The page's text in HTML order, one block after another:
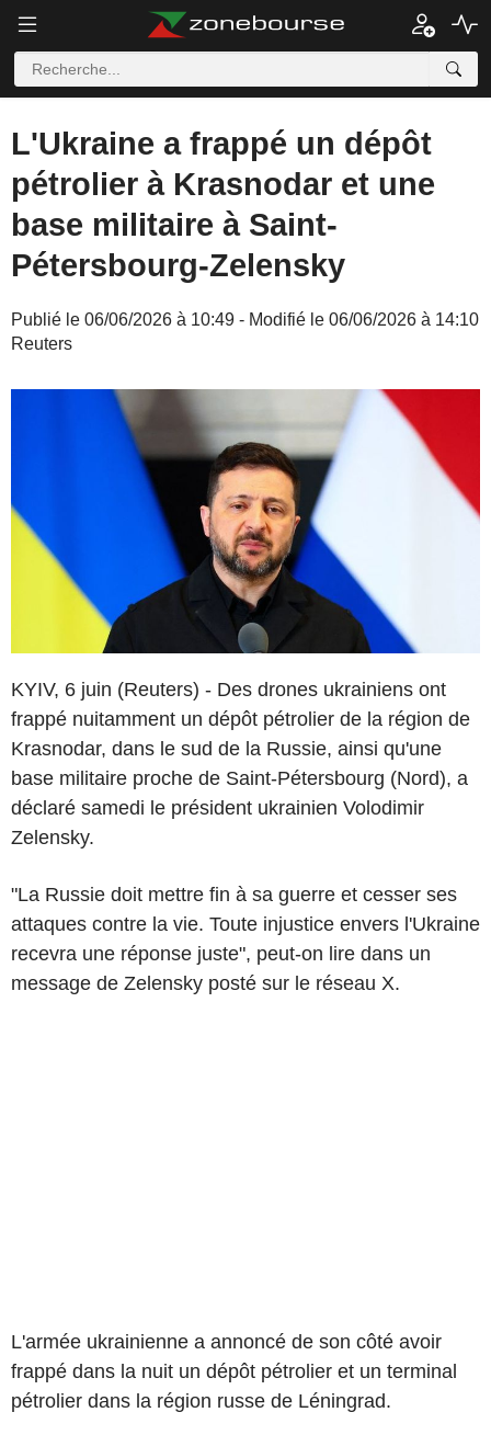
L'Ukraine a frappé un dépôt
pétrolier à Krasnodar et une
base militaire à Saint-
Pétersbourg-Zelensky
Publié le 06/06/2026 à 10:49 - Modifié le 06/06/2026 à 14:10
Reuters
KYIV, 6 juin (Reuters) - Des drones ukrainiens ont
frappé nuitamment un dépôt pétrolier de la région de
Krasnodar, dans le sud de la Russie, ainsi qu'une
base militaire proche de Saint-Pétersbourg (Nord), a
déclaré samedi le président ukrainien Volodimir
Zelensky.
"La Russie doit mettre fin à sa guerre et cesser ses
attaques contre la vie. Toute injustice envers l'Ukraine
recevra une réponse juste", peut-on lire dans un
message de Zelensky posté sur le réseau X.
L'armée ukrainienne a annoncé de son côté avoir
frappé dans la nuit un dépôt pétrolier et un terminal
pétrolier dans la région russe de Léningrad.